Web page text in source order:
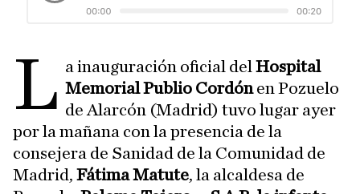
L a inauguración oficial delHospital
Memorial Publio Cordónen Pozuelo
de Alarcón (Madrid) tuvo lugar ayer
por la mañana con la presencia de la
consejera de Sanidad de la Comunidad de
Madrid, Fátima Matute, la alcaldesa de